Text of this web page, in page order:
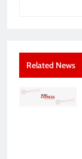
Related News